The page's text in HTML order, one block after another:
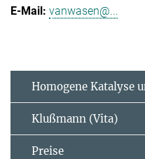
vanwasen@...
Homogene Katalyse
Klußmann (Vita)
Preise